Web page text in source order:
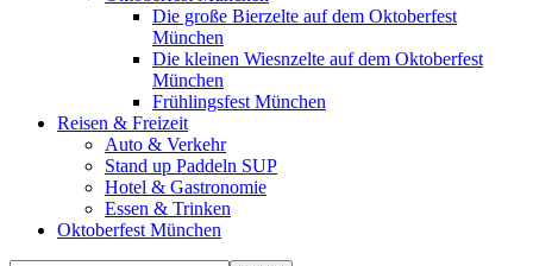
Die große Bierzelte auf dem Oktoberfest
München
Die kleinen Wiesnzelte auf dem Oktoberfest
München
Frühlingsfest München
Reisen & Freizeit
Auto & Verkehr
Stand up Paddeln SUP
Hotel & Gastronomie
Essen & Trinken
Oktoberfest München